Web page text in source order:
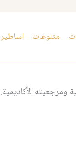
متنوعات اساطير
الأكاديمية.